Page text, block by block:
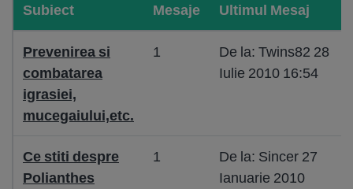
Subiect Mesaje Ultimul Mesaj
Prevenirea si
combatarea
igrasiei,
mucegaiului,etc.
1
De la: Twins82 28
Iulie 2010 16:54
Ce stiti despre
Polianthes
1
De la: Sincer 27
Ianuarie 2010